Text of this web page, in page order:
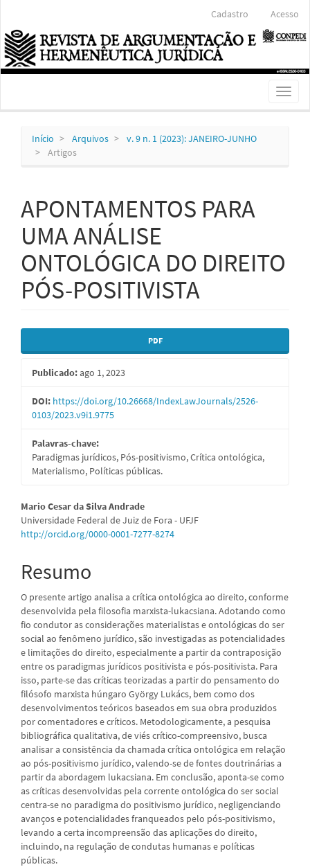
Conteúdo
principal
Barra
Lateral
Cadastro Acesso
Toggle
Início Arquivos
v. 9 n. 1 (2023): JANEIRO-JUNHO
Artigos
APONTAMENTOS PARA
UMA ANÁLISE
ONTOLÓGICA DO DIREITO
PÓS-POSITIVISTA
Barra
lateral
de
artigos
PDF
Publicado:ago 1, 2023
DOI: https://doi.org/10.26668/IndexLawJournals/2526-
0103/2023.v9i1.9775
Palavras-chave:
Paradigmas jurídicos, Pós-positivismo, Crítica ontológica,
Materialismo, Políticas públicas.
Conteúdo
do
principal
Mario Cesar da Silva Andrade
Universidade Federal de Juiz de Fora - UFJF
http://orcid.org/0000-0001-7277-8274
Resumo
O presente artigo analisa a crítica ontológica ao direito, conforme
desenvolvida pela filosofia marxista-lukacsiana. Adotando como
fio condutor as considerações materialistas e ontológicas do ser
social ao fenômeno jurídico, são investigadas as potencialidades
e limitações do direito, especialmente a partir da contraposição
entre os paradigmas jurídicos positivista e pós-positivista. Para
isso, parte-se das críticas teorizadas a partir do pensamento do
filósofo marxista húngaro György Lukács, bem como dos
desenvolvimentos teóricos baseados em sua obra produzidos
por comentadores e críticos. Metodologicamente, a pesquisa
bibliográfica qualitativa, de viés crítico-compreensivo, busca
analisar a consistência da chamada crítica ontológica em relação
ao pós-positivismo jurídico, valendo-se de fontes doutrinárias a
partir da abordagem lukacsiana. Em conclusão, aponta-se como
as críticas desenvolvidas pela corrente ontológica do ser social
centra-se no paradigma do positivismo jurídico, negligenciando
avanços e potencialidades franqueados pelo pós-positivismo,
levando a certa incompreensão das aplicações do direito,
incluindo, na regulação de condutas humanas e políticas
públicas.